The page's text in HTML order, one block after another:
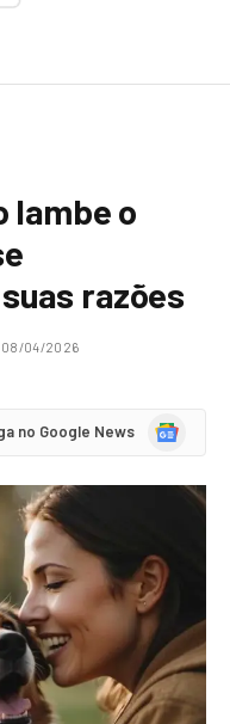
lambe o
razões
08/04/2026
no Google News
Google